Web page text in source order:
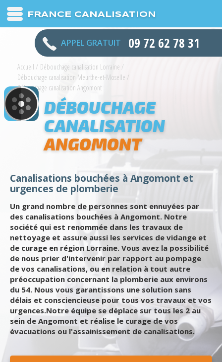
FRANCE CANALISATION
APPEL GRATUIT 09 72 62 78 31
Accueil / Débouchage canalisation Lorraine /
Débouchage canalisation Meurthe-et-Moselle /
Débouchage canalisation Angomont
DÉBOUCHAGE
CANALISATION
ANGOMONT
Canalisations bouchées à Angomont et
urgences de plomberie
Un grand nombre de personnes sont ennuyées par
des canalisations bouchées à Angomont. Notre
société qui est renommée dans les travaux de
nettoyage et assure aussi les services de vidange et
de curage en région Lorraine. Vous avez la possibilité
de nous prier d'intervenir par rapport au pompage
de vos canalisations, ou en relation à tout autre
préoccupation concernant la plomberie aux environs
du 54. Nous vous garantissons une solution sans
délais et consciencieuse pour tous vos travaux et vos
urgences.Notre équipe se déplace sur tous les 2 au
sein de Angomont et réalise le curage de vos
évacuations ou l'assainissement de canalisations.